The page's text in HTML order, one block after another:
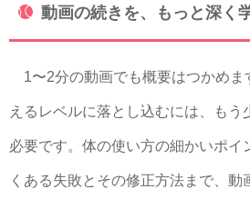
動画の続きを、もっと深く
1〜2分の動画でも概要はつかめま
えるレベルに落とし込むには、もう
必要です。体の使い方の細かいポイ
くある失敗とその修正方法まで、動